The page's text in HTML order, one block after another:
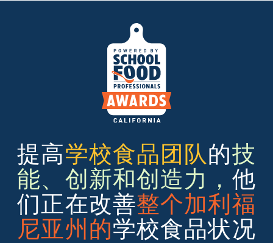
提高学校食品团队的技
能、创新和创造力， 他
们正在改善整个加利福
尼亚州的学校食品状况